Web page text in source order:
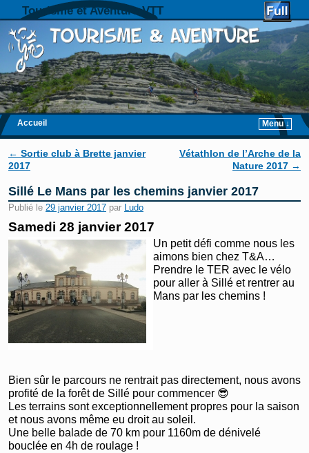
Tourisme et Aventure VTT
Accueil
Menu ↓
Skip to primary content
Aller au contenu secondaire
Navigation des articles
← Sortie club à Brette janvier
2017
Vétathlon de l’Arche de la
Nature 2017 →
Sillé Le Mans par les chemins janvier 2017
Publié le 29 janvier 2017 par Ludo
Samedi 28 janvier 2017
Un petit défi comme nous les
aimons bien chez T&A…
Prendre le TER avec le vélo
pour aller à Sillé et rentrer au
Mans par les chemins !
Bien sûr le parcours ne rentrait pas directement, nous avons
profité de la forêt de Sillé pour commencer 😎
Les terrains sont exceptionnellement propres pour la saison
et nous avons même eu droit au soleil.
Une belle balade de 70 km pour 1160m de dénivelé
bouclée en 4h de roulage !